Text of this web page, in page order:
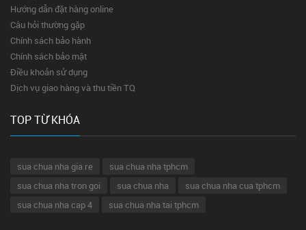
Hướng dẫn đặt hàng online
Câu hỏi thường gặp
Chính sách bảo hành
Chính sách bảo mật
Điều khoản sử dụng
Dịch vụ giao hàng và thu tiền TQ
TOP TỪ KHÓA
sua chua nha gia re
sua chua nha tphcm
sua chua nha tron goi
sua chua nha
sua chua nha cua tphcm
sua chua nha cap 4
sua chua nha tai tphcm